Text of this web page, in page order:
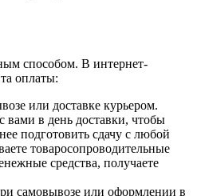
способом. В интернет-
оплаты:
или доставке курьером.
вами в день доставки, чтобы
подготовить сдачу с любой
товаросопроводительные
средства, получаете
самовывозе или оформлении в